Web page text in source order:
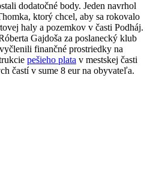
dodatočné body. Jeden navrhol
ktorý chcel, aby sa rokovalo
haly a pozemkov v časti Podháj.
Gajdoša za poslanecký klub
finančné prostriedky na
pešieho plata v mestskej časti
častí v sume 8 eur na obyvateľa.